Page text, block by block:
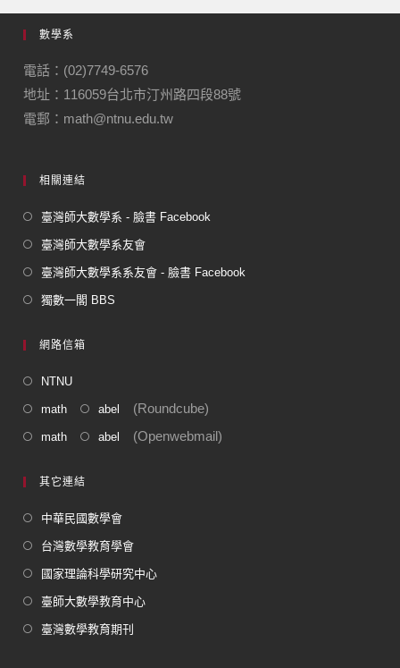
e
b
o
o
k
gr
m
數學系
電話：(02)7749-6576
地址：116059台北市汀州路四段88號
電郵：math@ntnu.edu.tw
相關連結
臺灣師大數學系 - 臉書 Facebook
臺灣師大數學系友會
臺灣師大數學系系友會 - 臉書 Facebook
獨數一閣 BBS
網路信箱
NTNU
math abel (Roundcube)
math abel (Openwebmail)
其它連結
中華民國數學會
台灣數學教育學會
國家理論科學研究中心
臺師大數學教育中心
臺灣數學教育期刊